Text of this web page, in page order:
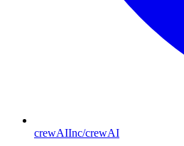
crewAIInc/crewAI